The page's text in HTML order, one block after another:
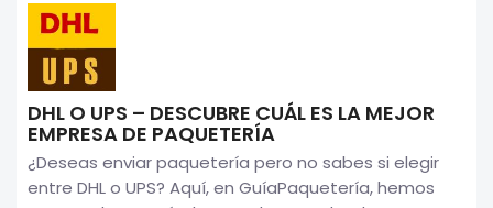
DHL O UPS – DESCUBRE CUÁL ES LA MEJOR
EMPRESA DE PAQUETERÍA
¿Deseas enviar paquetería pero no sabes si elegir
entre DHL o UPS? Aquí, en GuíaPaquetería, hemos